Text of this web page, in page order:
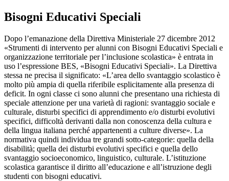
Bisogni Educativi Speciali
Dopo l’emanazione della Direttiva Ministeriale 27 dicembre 2012
«Strumenti di intervento per alunni con Bisogni Educativi Speciali e
organizzazione territoriale per l’inclusione scolastica» è entrata in
uso l’espressione BES, «Bisogni Educativi Speciali». La Direttiva
stessa ne precisa il significato: «L’area dello svantaggio scolastico è
molto più ampia di quella riferibile esplicitamente alla presenza di
deficit. In ogni classe ci sono alunni che presentano una richiesta di
speciale attenzione per una varietà di ragioni: svantaggio sociale e
culturale, disturbi specifici di apprendimento e/o disturbi evolutivi
specifici, difficoltà derivanti dalla non conoscenza della cultura e
della lingua italiana perché appartenenti a culture diverse». La
normativa quindi individua tre grandi sotto-categorie: quella della
disabilità; quella dei disturbi evolutivi specifici e quella dello
svantaggio socioeconomico, linguistico, culturale. L’istituzione
scolastica garantisce il diritto all’educazione e all’istruzione degli
studenti con bisogni educativi.